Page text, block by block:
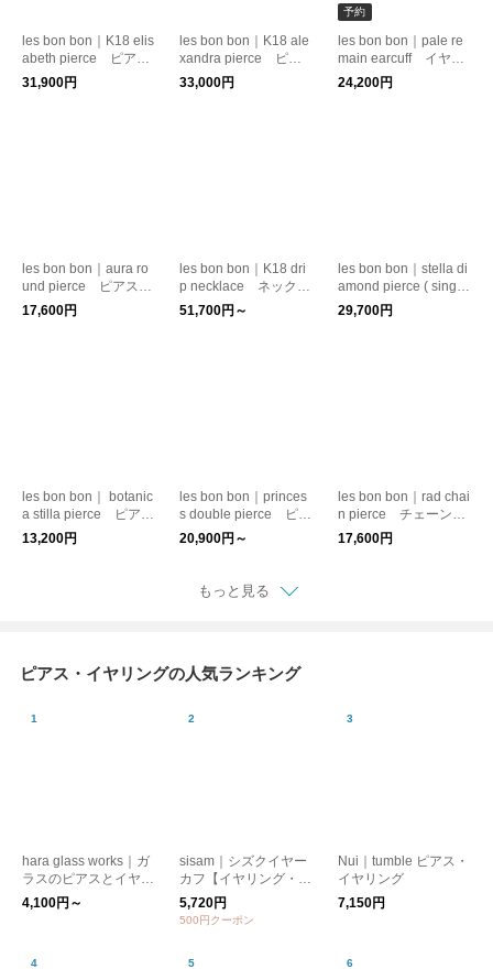
les bon bon｜K18 elis
abeth pierce ピア
ス K18 チェーン
31,900円
les bon bon｜K18 ale
xandra pierce ピア
ス 18金 チェーン
33,000円
予約
les bon bon｜pale re
main earcuff イヤー
カフ 淡水パール シ
ルバー950
24,200円
les bon bon｜aura ro
und pierce ピアス
天然石 シルバー925
17,600円
les bon bon｜K18 dri
p necklace ネックレ
ス 18金 チェーン
51,700円～
les bon bon｜stella di
amond pierce ( single
) ダイヤモンド 10
金 ピアス
29,700円
les bon bon｜ botanic
a stilla pierce ピア
ス シルバー925 ク
リスタル
13,200円
les bon bon｜princes
s double pierce ピア
ス ストーン シルバ
ー925
20,900円～
les bon bon｜rad chai
n pierce チェーンピ
アス フープピアス
プレゼント
17,600円
もっと見る
ピアス・イヤリングの人気ランキング
hara glass works｜ガ
ラスのピアスとイヤリ
ング（○□）【ピア
ス・イヤリング】【プ
4,100円～
sisam｜シズクイヤー
カフ【イヤリング・ピ
アス】【フォーマル】
【ギフトおすすめ】
5,720円
500円クーポン
Nui｜tumble ピアス・
イヤリング
7,150円